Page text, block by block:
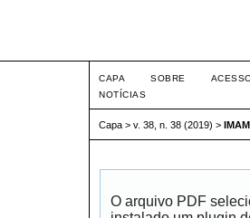
CAPA SOBRE
NOTÍCIAS
Capa > v. 38, n. 38 (2019) >
O arquivo PDF